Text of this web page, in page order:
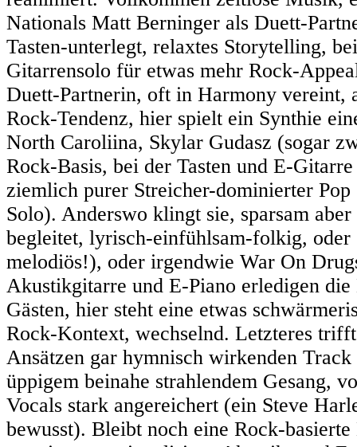
Nationals Matt Berninger als Duett-
Tasten-unterlegt, relaxtes Storytelling,
Gitarrensolo für etwas mehr Rock-
Duett-Partnerin, oft in Harmony vereint,
Rock-Tendenz, hier spielt ein Synthie
North Caroliina, Skylar Gudasz (sogar
Rock-Basis, bei der Tasten und E-
ziemlich purer Streicher-dominierter
Solo). Anderswo klingt sie, sparsam
begleitet, lyrisch-einfühlsam-folkig, oder
melodiös!), oder irgendwie War On
Akustikgitarre und E-Piano erledigen
Gästen, hier steht eine etwas
Rock-Kontext, wechselnd. Letzteres
Ansätzen gar hymnisch wirkenden
üppigem beinahe strahlendem Gesang,
Vocals stark angereichert (ein Steve
bewusst). Bleibt noch eine Rock-